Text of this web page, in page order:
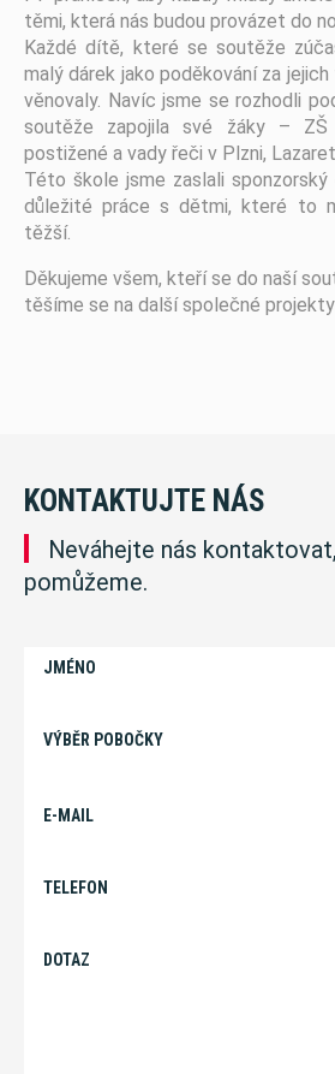
těmi, která nás budou provázet do
Každé dítě, které se soutěže
malý dárek jako poděkování za
věnovaly. Navíc jsme se rozhodli
soutěže zapojila své žáky –
postižené a vady řeči v Plzni,
Této škole jsme zaslali sponzorský
důležité práce s dětmi, které to
těžší.
Děkujeme všem, kteří se do naší
těšíme se na další společné
KONTAKTUJTE NÁS
Neváhejte nás
pomůžeme.
JMÉNO
VÝBĚR POBOČKY
E-MAIL
TELEFON
DOTAZ